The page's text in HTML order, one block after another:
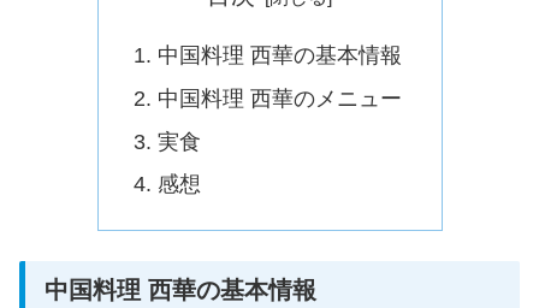
中国料理 西華の基本情報
中国料理 西華のメニュー
実食
感想
中国料理 西華の基本情報